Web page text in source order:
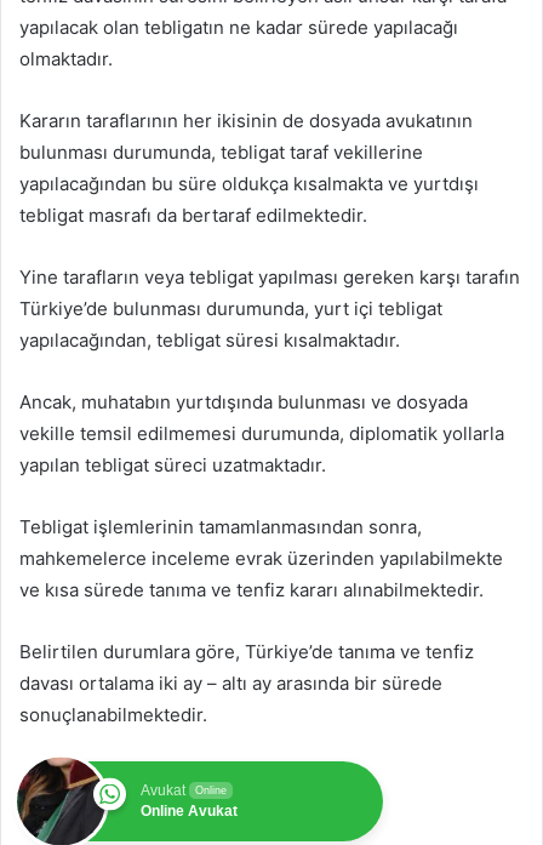
yapılacak olan tebligatın ne kadar sürede yapılacağı
olmaktadır.
Kararın taraflarının her ikisinin de dosyada avukatının
bulunması durumunda, tebligat taraf vekillerine
yapılacağından bu süre oldukça kısalmakta ve yurtdışı
tebligat masrafı da bertaraf edilmektedir.
Yine tarafların veya tebligat yapılması gereken karşı tarafın
Türkiye’de bulunması durumunda, yurt içi tebligat
yapılacağından, tebligat süresi kısalmaktadır.
Ancak, muhatabın yurtdışında bulunması ve dosyada
vekille temsil edilmemesi durumunda, diplomatik yollarla
yapılan tebligat süreci uzatmaktadır.
Tebligat işlemlerinin tamamlanmasından sonra,
mahkemelerce inceleme evrak üzerinden yapılabilmekte
ve kısa sürede tanıma ve tenfiz kararı alınabilmektedir.
Belirtilen durumlara göre, Türkiye’de tanıma ve tenfiz
davası ortalama iki ay – altı ay arasında bir sürede
sonuçlanabilmektedir.
Avukat Online
Online Avukat